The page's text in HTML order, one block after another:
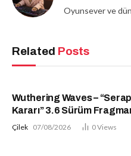
Oyunsever ve
Related Posts
Wuthering Waves –
Kararı” 3.6 Sürüm
Çilek 07/08/2026 0Views